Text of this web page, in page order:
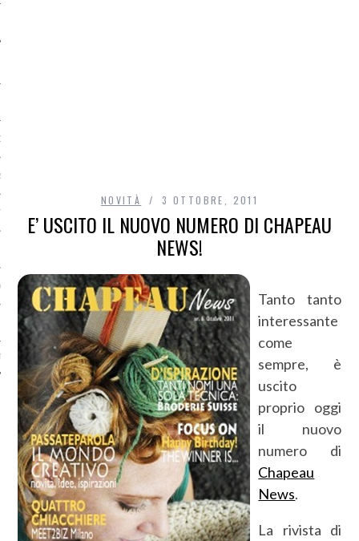
DI ACCESSO AI DATI
NOVITÀ 3 OTTOBRE, 2011
E’ USCITO IL NUOVO NUMERO DI CHAPEAU
NEWS!
Tanto tanto
interessante
come
sempre, è
uscito
proprio oggi
il nuovo
numero di
Chapeau
News.
La rivista di